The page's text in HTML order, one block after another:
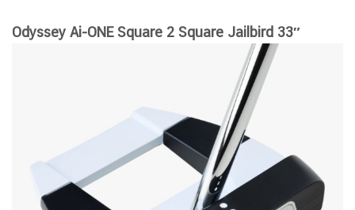
Odyssey Ai-ONE Square 2 Square Jailbird 33″